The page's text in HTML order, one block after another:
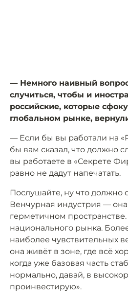
— Немного наивный
случиться, чтобы и
российские, которые
глобальном рынке,
— Если бы вы работали на
бы вам сказал, что должно
вы работаете в «Секрете
равно не дадут напечатать.
Послушайте, ну что должно
Венчурная индустрия —
герметичном пространстве.
национального рынка.
наиболее чувствительных
она живёт в зоне, где всё
когда уже базовая часть
нормально, давай, в
проинвестирую».